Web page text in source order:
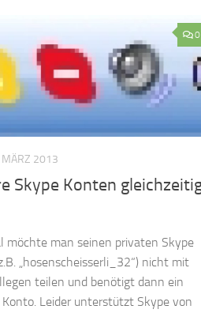
0
MÄRZ 2013
Skype Konten
möchte man seinen privaten Skype
„hosenscheisserli_32“) nicht mit
teilen und benötigt dann ein
Leider unterstützt Skype von